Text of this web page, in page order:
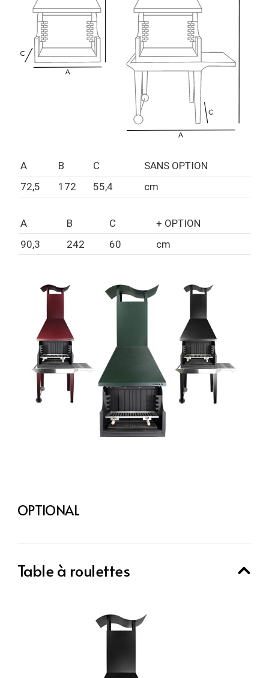
A B C
SANS OPTION
72,5
172 55,4 cm
A B C
+ OPTION
90,3
242 60 cm
OPTIONAL
Table à roulettes